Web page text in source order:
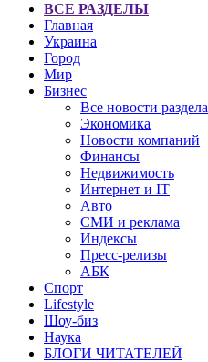
ВСЕ РАЗДЕЛЫ
Главная
Украина
Город
Мир
Бизнес
Все новости раздела
Экономика
Новости компаний
Финансы
Недвижимость
Интернет и IT
Авто
СМИ и реклама
Индексы
Пресс-релизы
АБК
Спорт
Lifestyle
Шоу-биз
Наука
БЛОГИ ЧИТАТЕЛЕЙ